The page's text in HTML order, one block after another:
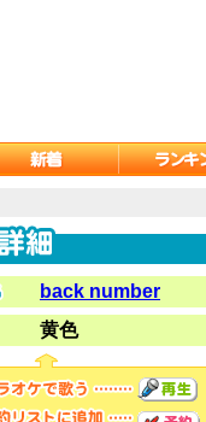
back number
黄色